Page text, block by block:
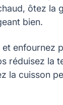
ôtez la
bien.
enfournez
réduisez la
la cuisson